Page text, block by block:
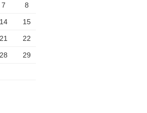
7 8
14 15
21 22
28 29